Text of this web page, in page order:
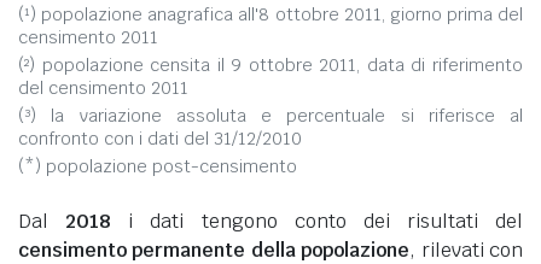
(¹) popolazione anagrafica all'8 ottobre 2011, giorno prima del
censimento 2011
(²) popolazione censita il 9 ottobre 2011, data di riferimento
del censimento 2011
(³) la variazione assoluta e percentuale si riferisce al
confronto con i dati del 31/12/2010
(*) popolazione post-censimento
Dal 2018 i dati tengono conto dei risultati del
censimento permanente della popolazione, rilevati con